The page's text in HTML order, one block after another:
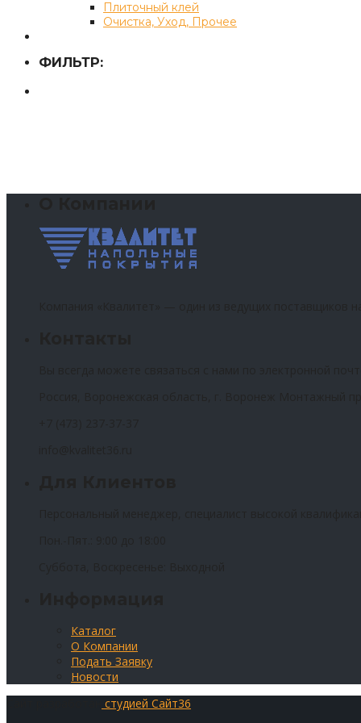
Плиточный клей
Очистка, Уход, Прочее
ФИЛЬТР:
Каталог
О Компании
Подать Заявку
Новости
студией Сайт36